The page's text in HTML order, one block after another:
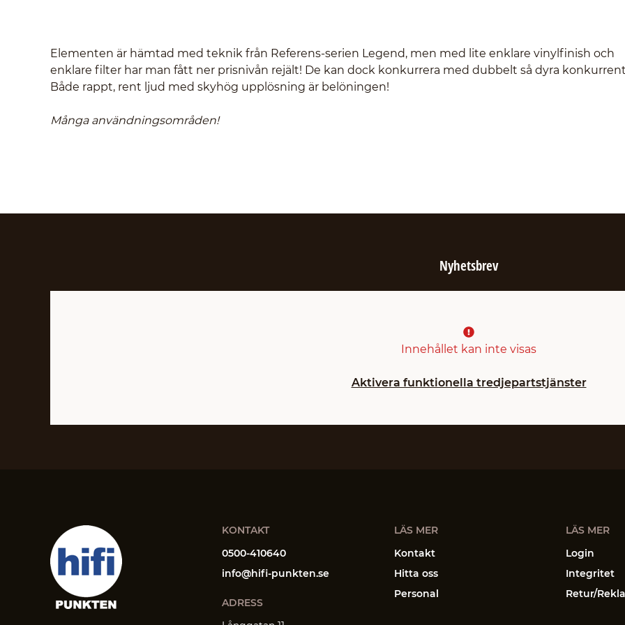
Elementen är hämtad med teknik från Referens-serien Legend, men med lite enklare vinylfinish och
enklare filter har man fått ner prisnivån rejält! De kan dock konkurrera med dubbelt så dyra
Både rappt, rent ljud med skyhög upplösning är belöningen!
Många användningsområden!
Nyhetsbrev
Innehållet kan inte visas
Aktivera funktionella tredjepartstjänster
KONTAKT
0500-410640
info@hifi-punkten.se
ADRESS
LÄS MER
Kontakt
Hitta oss
Personal
LÄS MER
Login
Integritet
Retur/